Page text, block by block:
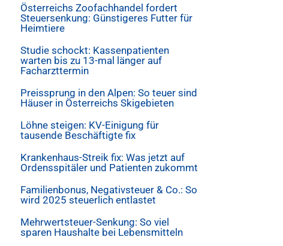
Österreichs Zoofachhandel fordert
Steuersenkung: Günstigeres Futter für
Heimtiere
Studie schockt: Kassenpatienten
warten bis zu 13-mal länger auf
Facharzttermin
Preissprung in den Alpen: So teuer sind
Häuser in Österreichs Skigebieten
Löhne steigen: KV-Einigung für
tausende Beschäftigte fix
Krankenhaus-Streik fix: Was jetzt auf
Ordensspitäler und Patienten zukommt
Familienbonus, Negativsteuer & Co.: So
wird 2025 steuerlich entlastet
Mehrwertsteuer-Senkung: So viel
sparen Haushalte bei Lebensmitteln